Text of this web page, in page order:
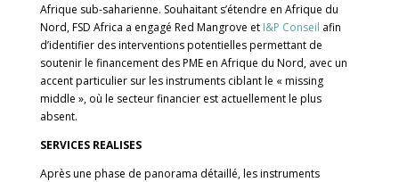
Afrique sub-saharienne. Souhaitant s’étendre en Afrique du
Nord, FSD Africa a engagé Red Mangrove et I&P Conseil afin
d’identifier des interventions potentielles permettant de
soutenir le financement des PME en Afrique du Nord, avec un
accent particulier sur les instruments ciblant le « missing
middle », où le secteur financier est actuellement le plus
absent.
SERVICES REALISES
Après une phase de panorama détaillé, les instruments